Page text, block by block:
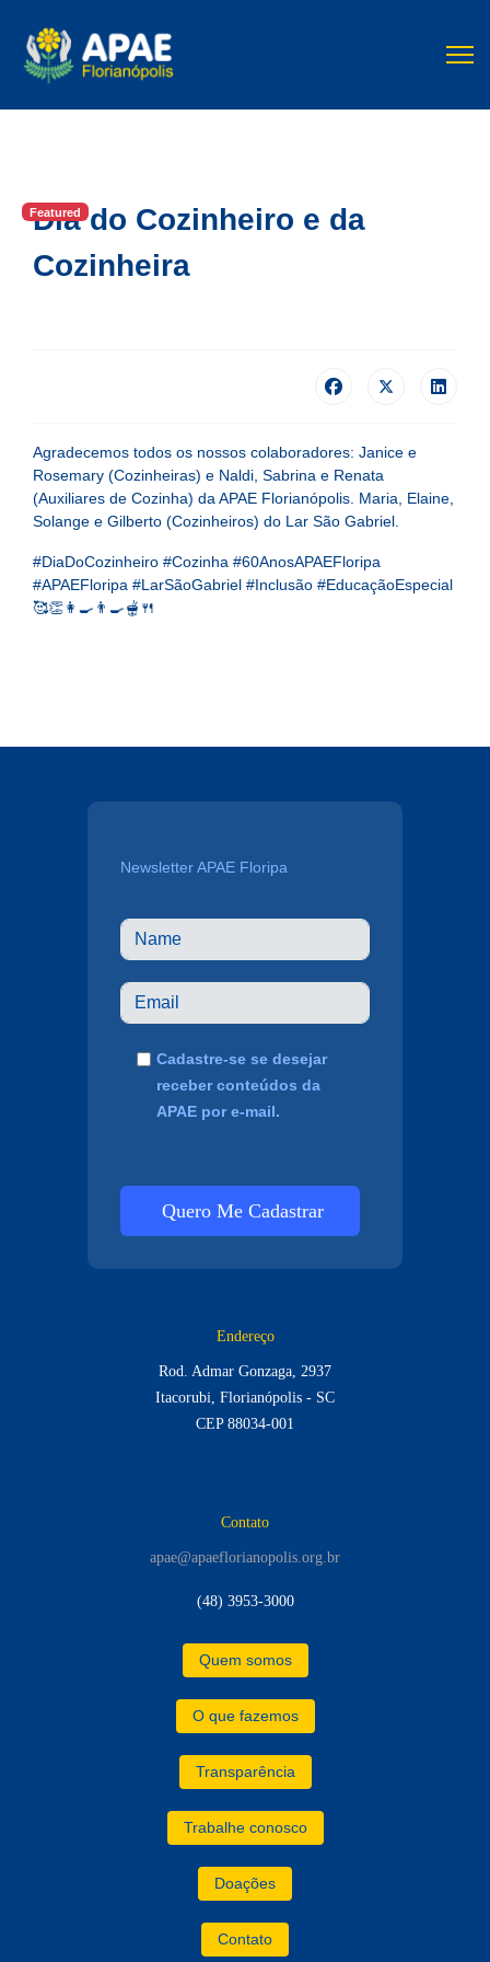
Dia do Cozinheiro e da
Cozinheira
Featured
Agradecemos todos os nossos colaboradores: Janice e
Rosemary (Cozinheiras) e Naldi, Sabrina e Renata
(Auxiliares de Cozinha) da APAE Florianópolis. Maria, Elaine,
Solange e Gilberto (Cozinheiros) do Lar São Gabriel.
#DiaDoCozinheiro #Cozinha #60AnosAPAEFloripa
#APAEFloripa #LarSãoGabriel #Inclusão #EducaçãoEspecial
🥰👏👩‍🍳👨‍🍳🫕🍴
Newsletter APAE Floripa
Cadastre-se se desejar
receber conteúdos da
APAE por e-mail.
Quero Me Cadastrar
Endereço
Rod. Admar Gonzaga, 2937
Itacorubi, Florianópolis - SC
CEP 88034-001
Contato
apae@apaeflorianopolis.org.br
(48) 3953-3000
Quem somos
O que fazemos
Transparência
Trabalhe conosco
Doações
Contato